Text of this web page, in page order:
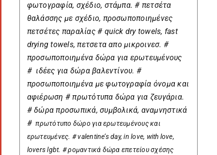
φωτογραφία, σχέδιο, στάμπα. # πετσέτα
θαλάσσης με σχέδιο, προσωποποιημένες
πετσέτες παραλίας # quick dry towels, fast
drying towels, πετσετα απο μικροινεσ. #
προσωποποιημένα δώρα για ερωτευμένους
# ιδέες για δώρα βαλεντίνου. #
προσωποποιημένα με φωτογραφία όνομα και
αφιέρωση # πρωτότυπα δώρα για ζευγάρια.
# δώρα προσωπικά, συμβολικά, αναμνηστικά
# πρωτότυπο δώρο για ερωτευμένους και
ερωτευμένες. # valentine’s day, in love, with love,
lovers lgbt. # ρομαντικά δώρα επετείου σχέσης